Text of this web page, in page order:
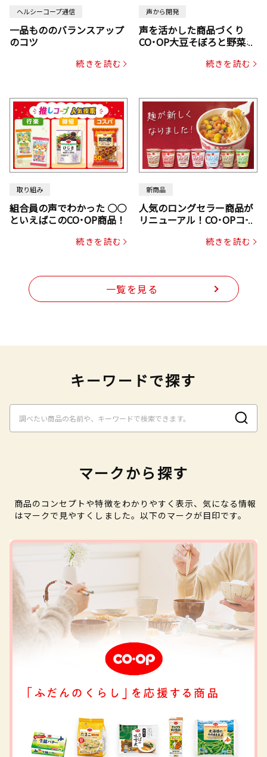
ヘルシーコープ通信
一品もののバランスアップ
のコツ
続きを読む
声から開発
声を活かした商品づくり
CO･OP大豆そぼろと野菜ミ
じん・コーン入り）続きを読む
取り組み
組合員の声でわかった ○○
といえばこのCO･OP商品！
続きを読む
新商品
人気のロングセラー商品が
リニューアル！CO･OPコー
続きを読む
一覧を見る
キーワードで探す
マークから探す
商品のコンセプトや特徴をわかりやすく表示、気になる情報
はマークで見やすくしました。以下のマークが目印です。